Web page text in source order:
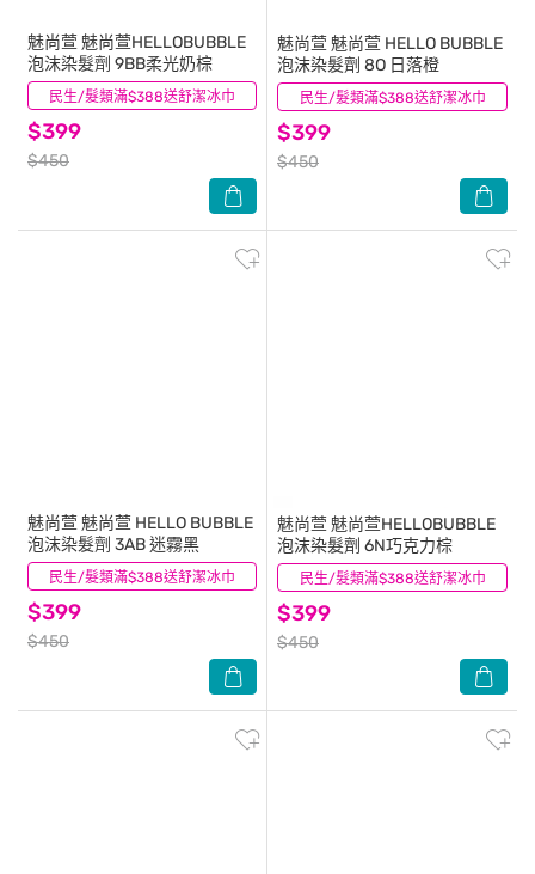
民生/髮類滿$388送舒潔冰巾
魅尚萱 魅尚萱HELLOBUBBLE
泡沫染髮劑 9BB柔光奶棕
$399
$450
(0) 民生/髮類滿$388送舒潔冰巾
魅尚萱 魅尚萱 HELLO BUBBLE
泡沫染髮劑 8O 日落橙
$399
$450
(1)
民生/髮類滿$388送舒潔冰巾
魅尚萱 魅尚萱 HELLO BUBBLE
泡沫染髮劑 3AB 迷霧黑
$399
$450
(1) 民生/髮類滿$388送舒潔冰巾
魅尚萱 魅尚萱HELLOBUBBLE
泡沫染髮劑 6N巧克力棕
$399
$450
(2)